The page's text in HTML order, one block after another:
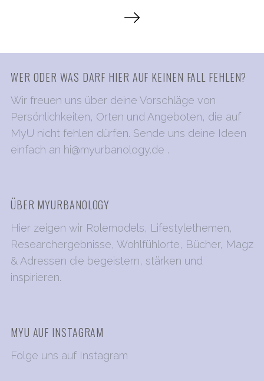
t
e
n
u
m
m
i
e
r
u
n
r
B
WER ODER WAS DARF HIER AUF KEINEN FALL FEHLEN?
Wir freuen uns über deine Vorschläge von
Persönlichkeiten, Orten und Angeboten, die auf
MyU nicht fehlen dürfen. Sende uns deine Ideen
einfach an hi@myurbanology.de .
ÜBER MYURBANOLOGY
Hier zeigen wir Rolemodels, Lifestylethemen,
Researchergebnisse, Wohlfühlorte, Bücher, Magz
& Adressen die begeistern, stärken und
inspirieren.
MYU AUF INSTAGRAM
Folge uns auf Instagram